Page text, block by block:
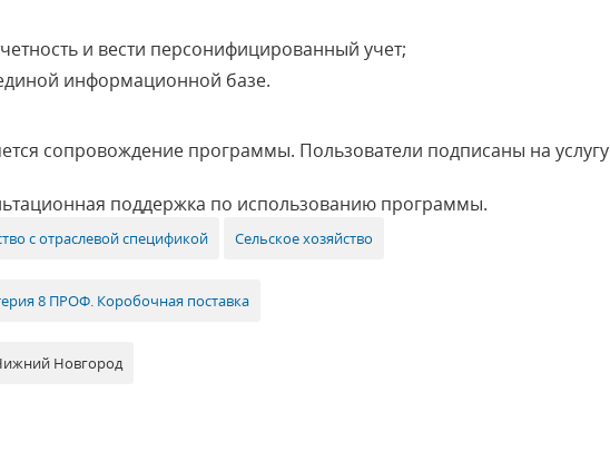
и вести персонифицированный учет;
информационной базе.
сопровождение программы. Пользователи подписаны на услугу
поддержка по использованию программы.
с отраслевой спецификой Сельское хозяйство
8 ПРОФ. Коробочная поставка
Новгород